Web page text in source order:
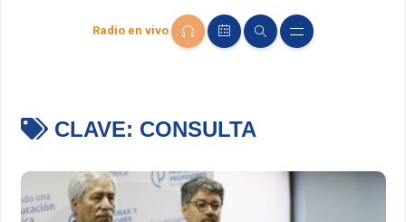
Radio en vivo
CLAVE: CONSULTA